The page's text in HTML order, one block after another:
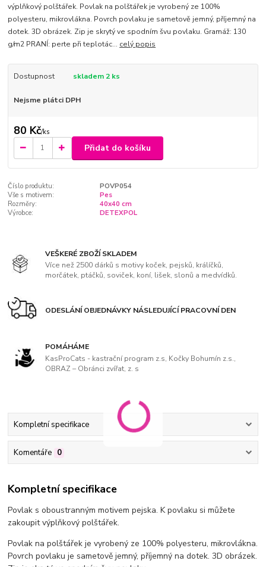
výplňkový polštářek. Povlak na polštářek je vyrobený ze 100%
polyesteru, mikrovlákna. Povrch povlaku je sametově jemný, příjemný na
dotek. 3D obrázek. Zip je skrytý ve spodním švu povlaku. Gramáž: 130
g/m2 PRANÍ: perte při teplotác... celý popis
Dostupnost skladem 2 ks
Nejsme plátci DPH
80 Kč/ks
Přidat do košíku
Číslo produktu:
POVP054
Vše s motivem:
Pes
Rozměry:
40x40 cm
Výrobce:
DETEXPOL
VEŠKERÉ ZBOŽÍ SKLADEM
Více než 2500 dárků s motivy koček, pejsků, králíčků,
morčátek, ptáčků, soviček, koní, lišek, slonů a medvídků.
ODESLÁNÍ OBJEDNÁVKY NÁSLEDUJÍCÍ PRACOVNÍ DEN
POMÁHÁME
KasProCats - kastrační program z.s, Kočky Bohumín z.s.,
OBRAZ – Obránci zvířat, z. s
Kompletní specifikace
Komentáře 0
Kompletní specifikace
Povlak s oboustranným motivem pejska. K povlaku si můžete
zakoupit výplňkový polštářek.
Povlak na polštářek je vyrobený ze 100% polyesteru, mikrovlákna.
Povrch povlaku je sametově jemný, příjemný na dotek. 3D obrázek.